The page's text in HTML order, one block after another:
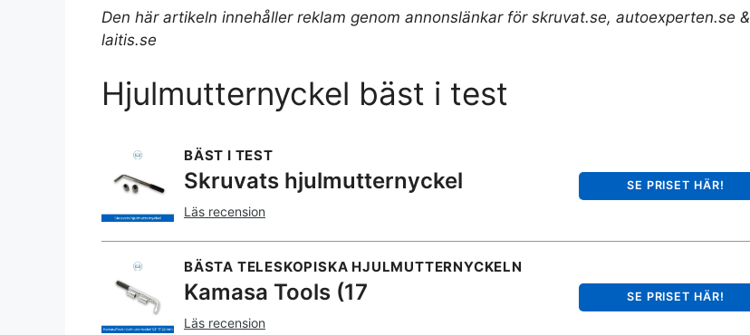
Den här artikeln innehåller reklam genom annonslänkar för skruvat.se, autoexperten.se &
laitis.se
Hjulmutternyckel bäst i test
BÄST I TEST
Skruvats hjulmutternyckel SE PRISET HÄR!
Läs recension
BÄSTA TELESKOPISKA HJULMUTTERNYCKELN
Kamasa Tools (17 SE PRISET HÄR!
Läs recension